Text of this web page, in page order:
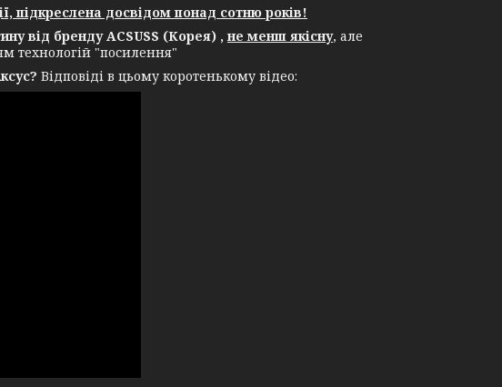
підкреслена досвідом понад сотню років!
від бренду ACSUSS (Корея) ,не менш якісну, але
технологій "посилення"
Відповіді в цьому коротенькому відео: